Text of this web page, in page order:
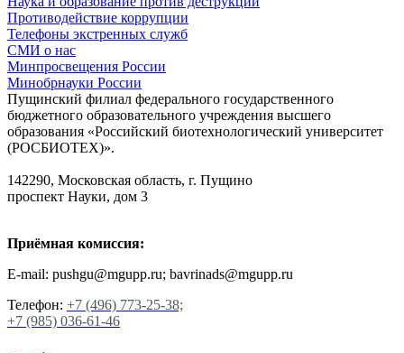
Противодействие коррупции
Телефоны экстренных служб
СМИ о нас
Минпросвещения России
Минобрнауки России
Пущинский филиал федерального государственного
бюджетного образовательного учреждения высшего
образования «Российский биотехнологический университет
(РОСБИОТЕХ)».
142290, Московская область, г. Пущино
проспект Науки, дом 3
Приёмная комиссия:
E-mail: pushgu@mgupp.ru; bavrinads@mgupp.ru
Телефон: +7 (496) 773-25-38;
+7 (985) 036-61-46